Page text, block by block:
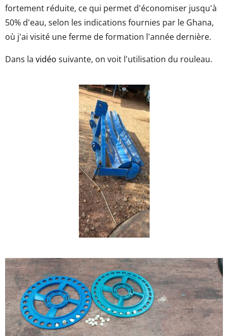
fortement réduite, ce qui permet d'économiser jusqu'à
50% d'eau, selon les indications fournies par le Ghana,
où j'ai visité une ferme de formation l'année dernière.
Dans la vidéo suivante, on voit l'utilisation du rouleau.